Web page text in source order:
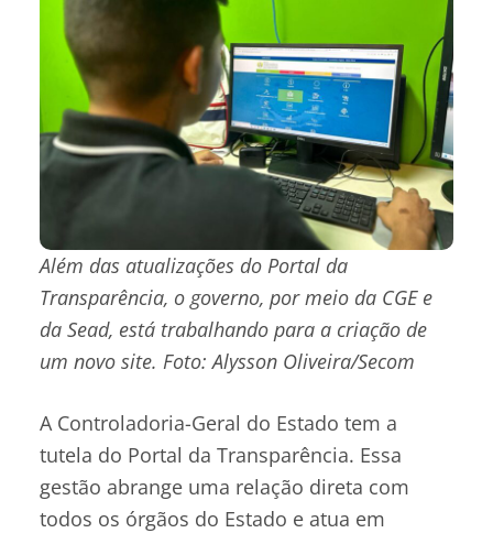
Além das atualizações do Portal da
Transparência, o governo, por meio da CGE e
da Sead, está trabalhando para a criação de
um novo site. Foto: Alysson Oliveira/Secom
A Controladoria-Geral do Estado tem a
tutela do Portal da Transparência. Essa
gestão abrange uma relação direta com
todos os órgãos do Estado e atua em